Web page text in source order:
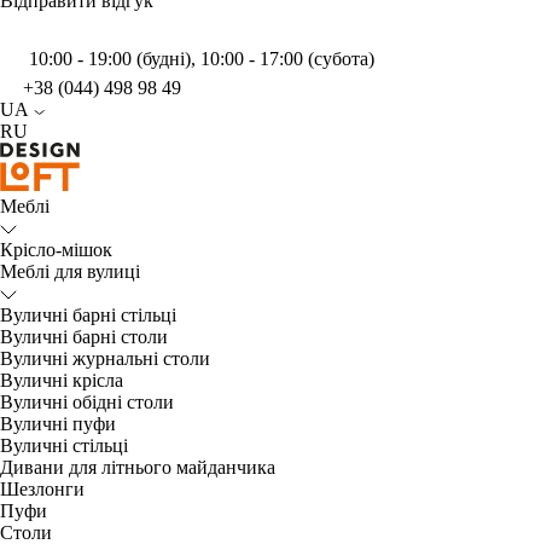
10:00 - 19:00 (будні), 10:00 - 17:00 (субота)
+38 (044) 498 98 49
UA
RU
Меблі
Крісло-мішок
Меблі для вулиці
Вуличні барні стільці
Вуличні барні столи
Вуличні журнальні столи
Вуличні крісла
Вуличні обідні столи
Вуличні пуфи
Вуличні стільці
Дивани для літнього майданчика
Шезлонги
Пуфи
Столи